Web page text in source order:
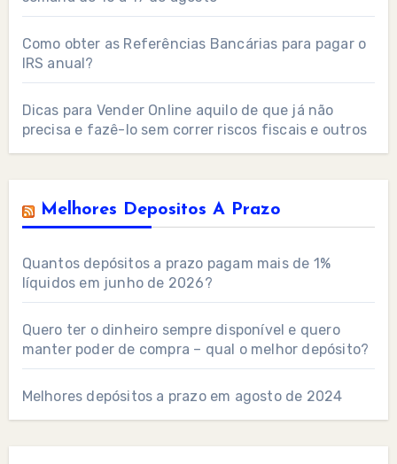
Como obter as Referências Bancárias para pagar o
IRS anual?
Dicas para Vender Online aquilo de que já não
precisa e fazê-lo sem correr riscos fiscais e outros
Melhores Depositos A Prazo
Quantos depósitos a prazo pagam mais de 1%
líquidos em junho de 2026?
Quero ter o dinheiro sempre disponível e quero
manter poder de compra – qual o melhor depósito?
Melhores depósitos a prazo em agosto de 2024